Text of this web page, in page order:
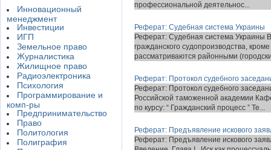
Инновационный
менеджмент
Инвестиции
ИГП
Земельное право
Журналистика
Жилищное право
Радиоэлектроника
Психология
Программирование и
комп-ры
Предпринимательство
Право
Политология
Полиграфия
профессиональной деятельнос...
Реферат: Судебная система Украины
Реферат: Судебная система Украины
гражданско­го судопроизводства,
рассматриваются районными
Реферат: Протокол судебного
Реферат: Протокол судебного
Российской таможенной академии
по курсу: “ Гражданский процесс ” Те...
Реферат: Предъявление искового
Реферат: Предъявление искового